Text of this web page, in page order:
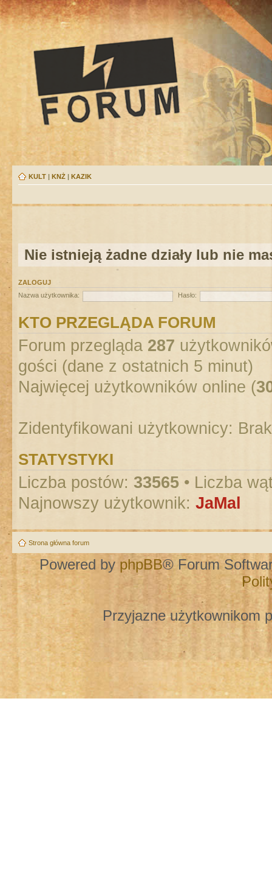
KULT | KNŻ | KAZIK
Nie istnieją żadne działy lub nie
ZALOGUJ
Nazwa użytkownika:
Hasło:
KTO PRZEGLĄDA FORUM
Forum przegląda 287
gości (dane z ostatnich 5 minut)
Najwięcej użytkowników online (
Zidentyfikowani użytkownicy:
STATYSTYKI
Liczba postów: 33565 • Liczba
Najnowszy użytkownik: JaMal
Strona główna forum
Powered by phpBB® Forum
Przyjazne użytkownikom